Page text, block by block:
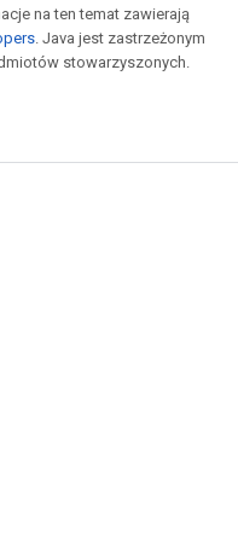
na ten temat zawierają
. Java jest zastrzeżonym
stowarzyszonych.